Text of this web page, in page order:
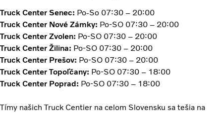
Truck Center Senec: Po-So 07:30 – 20:00
Truck Center Nové Zámky: Po-SO 07:30 – 20:00
Truck Center Zvolen: Po-SO 07:30 – 20:00
Truck Center Žilina: Po-SO 07:30 – 20:00
Truck Center Prešov: Po-SO 07:30 – 20:00
Truck Center Topoľčany: Po-SO 07:30 – 18:00
Truck Center Poprad: Po-SO 07:30 – 18:00
Tímy našich Truck Centier na celom Slovensku sa tešia na